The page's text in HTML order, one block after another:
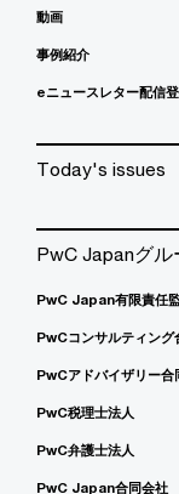
動画
事例紹介
eニュースレター配信
Today's issues
PwC Japanグル
PwC Japan有限責任
PwCコンサルティング
PwCアドバイザリー合
PwC税理士法人
PwC弁護士法人
PwC Japan合同会社